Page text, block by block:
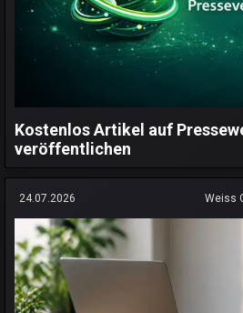
Kostenlos Artikel auf
veröffentlichen
24.07.2026 Weiss